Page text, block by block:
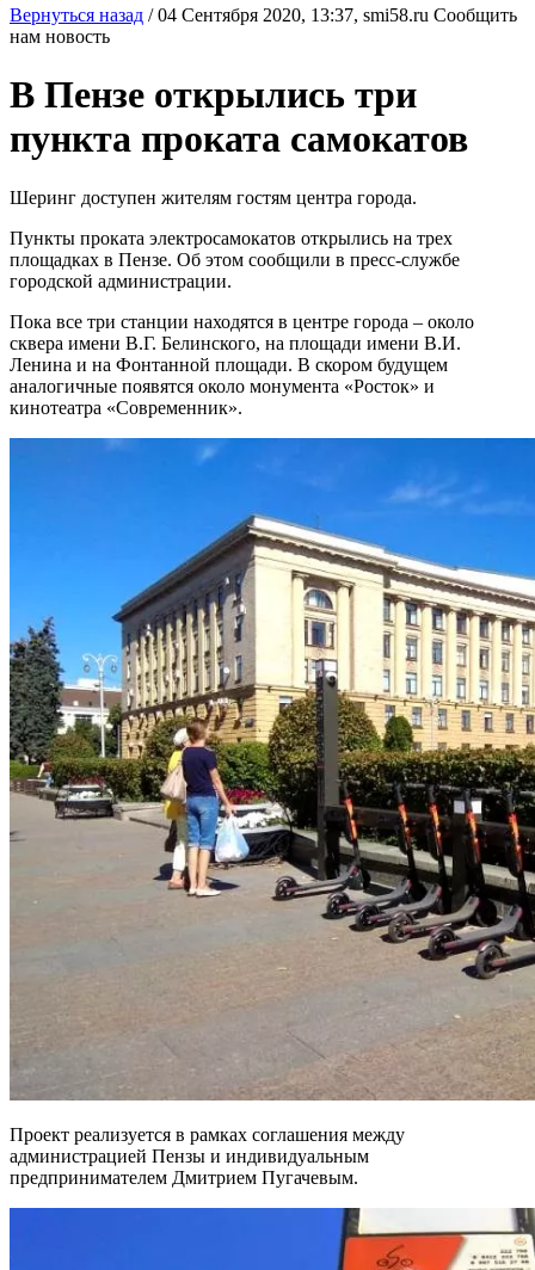
Вернуться назад /04 Сентября 2020, 13:37, smi58.ru Сообщить
нам новость
В Пензе открылись три
пункта проката самокатов
Шеринг доступен жителям гостям центра города.
Пункты проката электросамокатов открылись на трех
площадках в Пензе. Об этом сообщили в пресс-службе
городской администрации.
Пока все три станции находятся в центре города – около
сквера имени В.Г. Белинского, на площади имени В.И.
Ленина и на Фонтанной площади. В скором будущем
аналогичные появятся около монумента «Росток» и
кинотеатра «Современник».
Проект реализуется в рамках соглашения между
администрацией Пензы и индивидуальным
предпринимателем Дмитрием Пугачевым.